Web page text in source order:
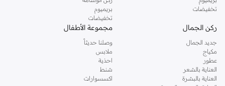
بالتوصيل السريع والإرجاع السهل. اعثر على أحذية هوكا المثالية لك اليوم واختبر راحة
لا تفوت عروض هوكا الحصرية لدينا. احصل على أفضل الأسعار على أحذية الجري من
هوكا، وأحذية المشي، والمزيد. تسوق الآن واستفد من عروضنا الخاصة.
تخفيضات
بريميوم
تخفيضات
ركن الجمال
جديد الجمال
مكياج
عطور
العناية بالشعر
العناية بالبشرة
مجموعة الأطفال
وصلنا حديثاً
ملابس
احذية
شنط
اكسسوارات